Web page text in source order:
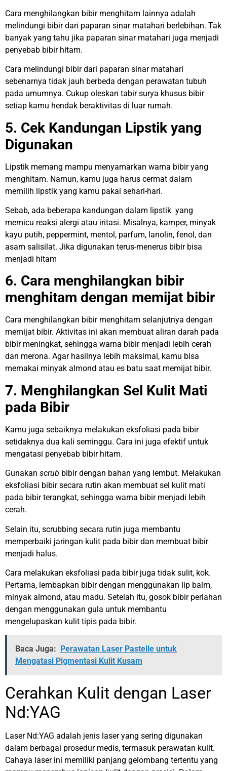
Cara menghilangkan bibir menghitam lainnya adalah
melindungi bibir dari paparan sinar matahari berlebihan. Tak
banyak yang tahu jika paparan sinar matahari juga menjadi
penyebab bibir hitam.
Cara melindungi bibir dari paparan sinar matahari
sebenarnya tidak jauh berbeda dengan perawatan tubuh
pada umumnya. Cukup oleskan tabir surya khusus bibir
setiap kamu hendak beraktivitas di luar rumah.
5. Cek Kandungan Lipstik yang
Digunakan
Lipstik memang mampu menyamarkan warna bibir yang
menghitam. Namun, kamu juga harus cermat dalam
memilih lipstik yang kamu pakai sehari-hari.
Sebab, ada beberapa kandungan dalam lipstik yang
memicu reaksi alergi atau iritasi. Misalnya, kamper, minyak
kayu putih, peppermint, mentol, parfum, lanolin, fenol, dan
asam salisilat. Jika digunakan terus-menerus bibir bisa
menjadi hitam
6. Cara menghilangkan bibir
menghitam dengan memijat bibir
Cara menghilangkan bibir menghitam selanjutnya dengan
memijat bibir. Aktivitas ini akan membuat aliran darah pada
bibir meningkat, sehingga warna bibir menjadi lebih cerah
dan merona. Agar hasilnya lebih maksimal, kamu bisa
memakai minyak almond atau es batu saat memijat bibir.
7. Menghilangkan Sel Kulit Mati
pada Bibir
Kamu juga sebaiknya melakukan eksfoliasi pada bibir
setidaknya dua kali seminggu. Cara ini juga efektif untuk
mengatasi penyebab bibir hitam.
Gunakan scrub bibir dengan bahan yang lembut. Melakukan
eksfoliasi bibir secara rutin akan membuat sel kulit mati
pada bibir terangkat, sehingga warna bibir menjadi lebih
cerah.
Selain itu, scrubbing secara rutin juga membantu
memperbaiki jaringan kulit pada bibir dan membuat bibir
menjadi halus.
Cara melakukan eksfoliasi pada bibir juga tidak sulit, kok.
Pertama, lembapkan bibir dengan menggunakan lip balm,
minyak almond, atau madu. Setelah itu, gosok bibir perlahan
dengan menggunakan gula untuk membantu
mengelupaskan kulit tipis pada bibir.
Baca Juga:
Perawatan Laser Pastelle untuk
Mengatasi Pigmentasi Kulit Kusam
Cerahkan Kulit dengan Laser
Nd:YAG
Laser Nd:YAG adalah jenis laser yang sering digunakan
dalam berbagai prosedur medis, termasuk perawatan kulit.
Cahaya laser ini memiliki panjang gelombang tertentu yang